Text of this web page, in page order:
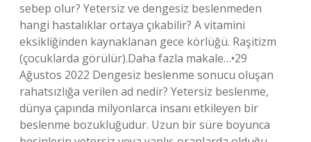
sebep olur? Yetersiz ve dengesiz beslenmeden
hangi hastalıklar ortaya çıkabilir? A vitamini
eksikliğinden kaynaklanan gece körlüğü. Raşitizm
(çocuklarda görülür).Daha fazla makale…•29
Ağustos 2022 Dengesiz beslenme sonucu oluşan
rahatsızlığa verilen ad nedir? Yetersiz beslenme,
dünya çapında milyonlarca insanı etkileyen bir
beslenme bozukluğudur. Uzun bir süre boyunca